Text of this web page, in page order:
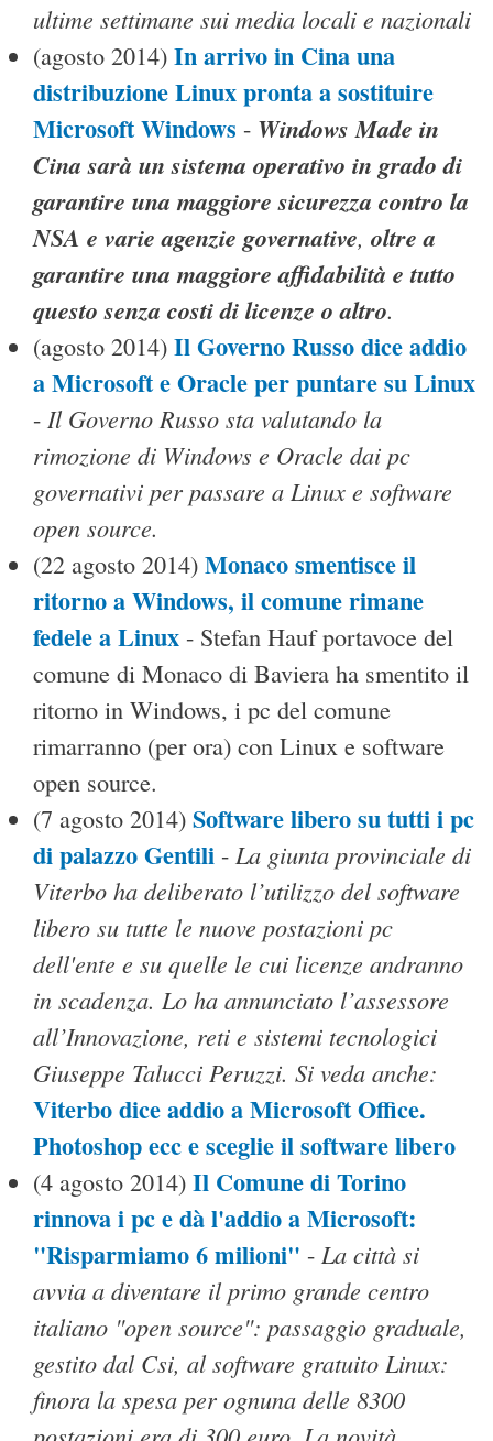
ultime settimane sui media locali e nazionali
(agosto 2014) In arrivo in Cina una
distribuzione Linux pronta a sostituire
Microsoft Windows - Windows Made in
Cina sarà un sistema operativo in grado di
garantire una maggiore sicurezza contro la
NSA e varie agenzie governative, oltre a
garantire una maggiore affidabilità e tutto
questo senza costi di licenze o altro.
(agosto 2014) Il Governo Russo dice addio
a Microsoft e Oracle per puntare su Linux
- Il Governo Russo sta valutando la
rimozione di Windows e Oracle dai pc
governativi per passare a Linux e software
open source.
(22 agosto 2014) Monaco smentisce il
ritorno a Windows, il comune rimane
fedele a Linux - Stefan Hauf portavoce del
comune di Monaco di Baviera ha smentito il
ritorno in Windows, i pc del comune
rimarranno (per ora) con Linux e software
open source.
(7 agosto 2014) Software libero su tutti i pc
di palazzo Gentili - La giunta provinciale di
Viterbo ha deliberato l’utilizzo del software
libero su tutte le nuove postazioni pc
dell'ente e su quelle le cui licenze andranno
in scadenza. Lo ha annunciato l’assessore
all’Innovazione, reti e sistemi tecnologici
Giuseppe Talucci Peruzzi. Si veda anche:
Viterbo dice addio a Microsoft Office.
Photoshop ecc e sceglie il software libero
(4 agosto 2014) Il Comune di Torino
rinnova i pc e dà l'addio a Microsoft:
"Risparmiamo 6 milioni" - La città si
avvia a diventare il primo grande centro
italiano "open source": passaggio graduale,
gestito dal Csi, al software gratuito Linux:
finora la spesa per ognuna delle 8300